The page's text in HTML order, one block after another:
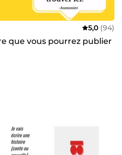
5,0 (94)
que vous pourrez publier